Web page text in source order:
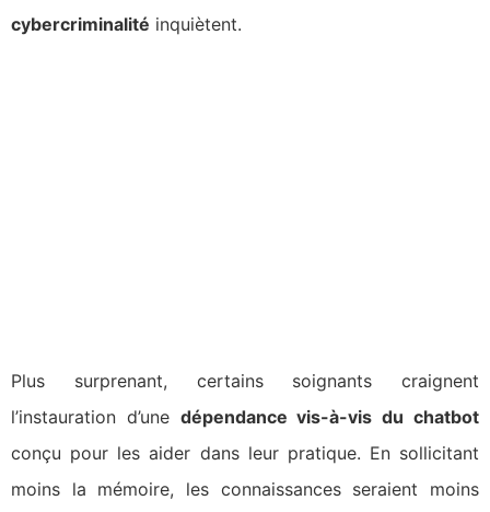
cybercriminalité inquiètent.
Plus surprenant, certains soignants craignent
l’instauration d’une dépendance vis-à-vis du chatbot
conçu pour les aider dans leur pratique. En sollicitant
moins la mémoire, les connaissances seraient moins